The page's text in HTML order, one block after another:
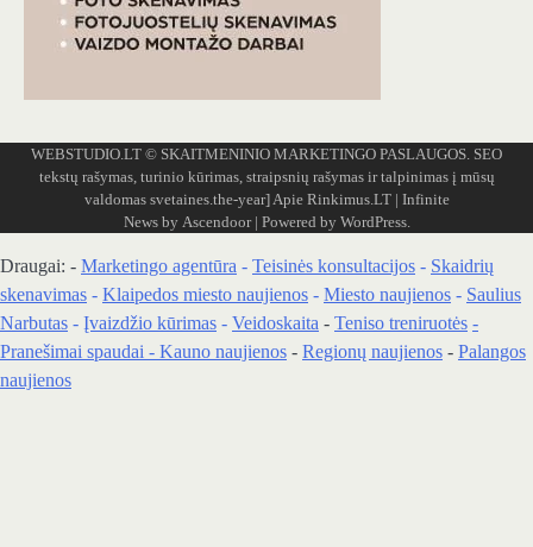
WEBSTUDIO.LT © SKAITMENINIO MARKETINGO PASLAUGOS. SEO
tekstų rašymas, turinio kūrimas, straipsnių rašymas ir talpinimas į mūsų
valdomas svetaines.the-year]Apie Rinkimus.LT| Infinite
News by Ascendoor| Powered by WordPress.
Draugai: - Marketingo agentūra - Teisinės konsultacijos - Skaidrių
skenavimas - Klaipedos miesto naujienos - Miesto naujienos - Saulius
Narbutas - Įvaizdžio kūrimas - Veidoskaita - Teniso treniruotės -
Pranešimai spaudai - Kauno naujienos - Regionų naujienos - Palangos
naujienos